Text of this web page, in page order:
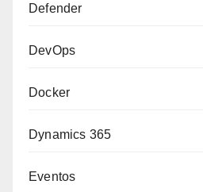
Defender
DevOps
Docker
Dynamics 365
Eventos